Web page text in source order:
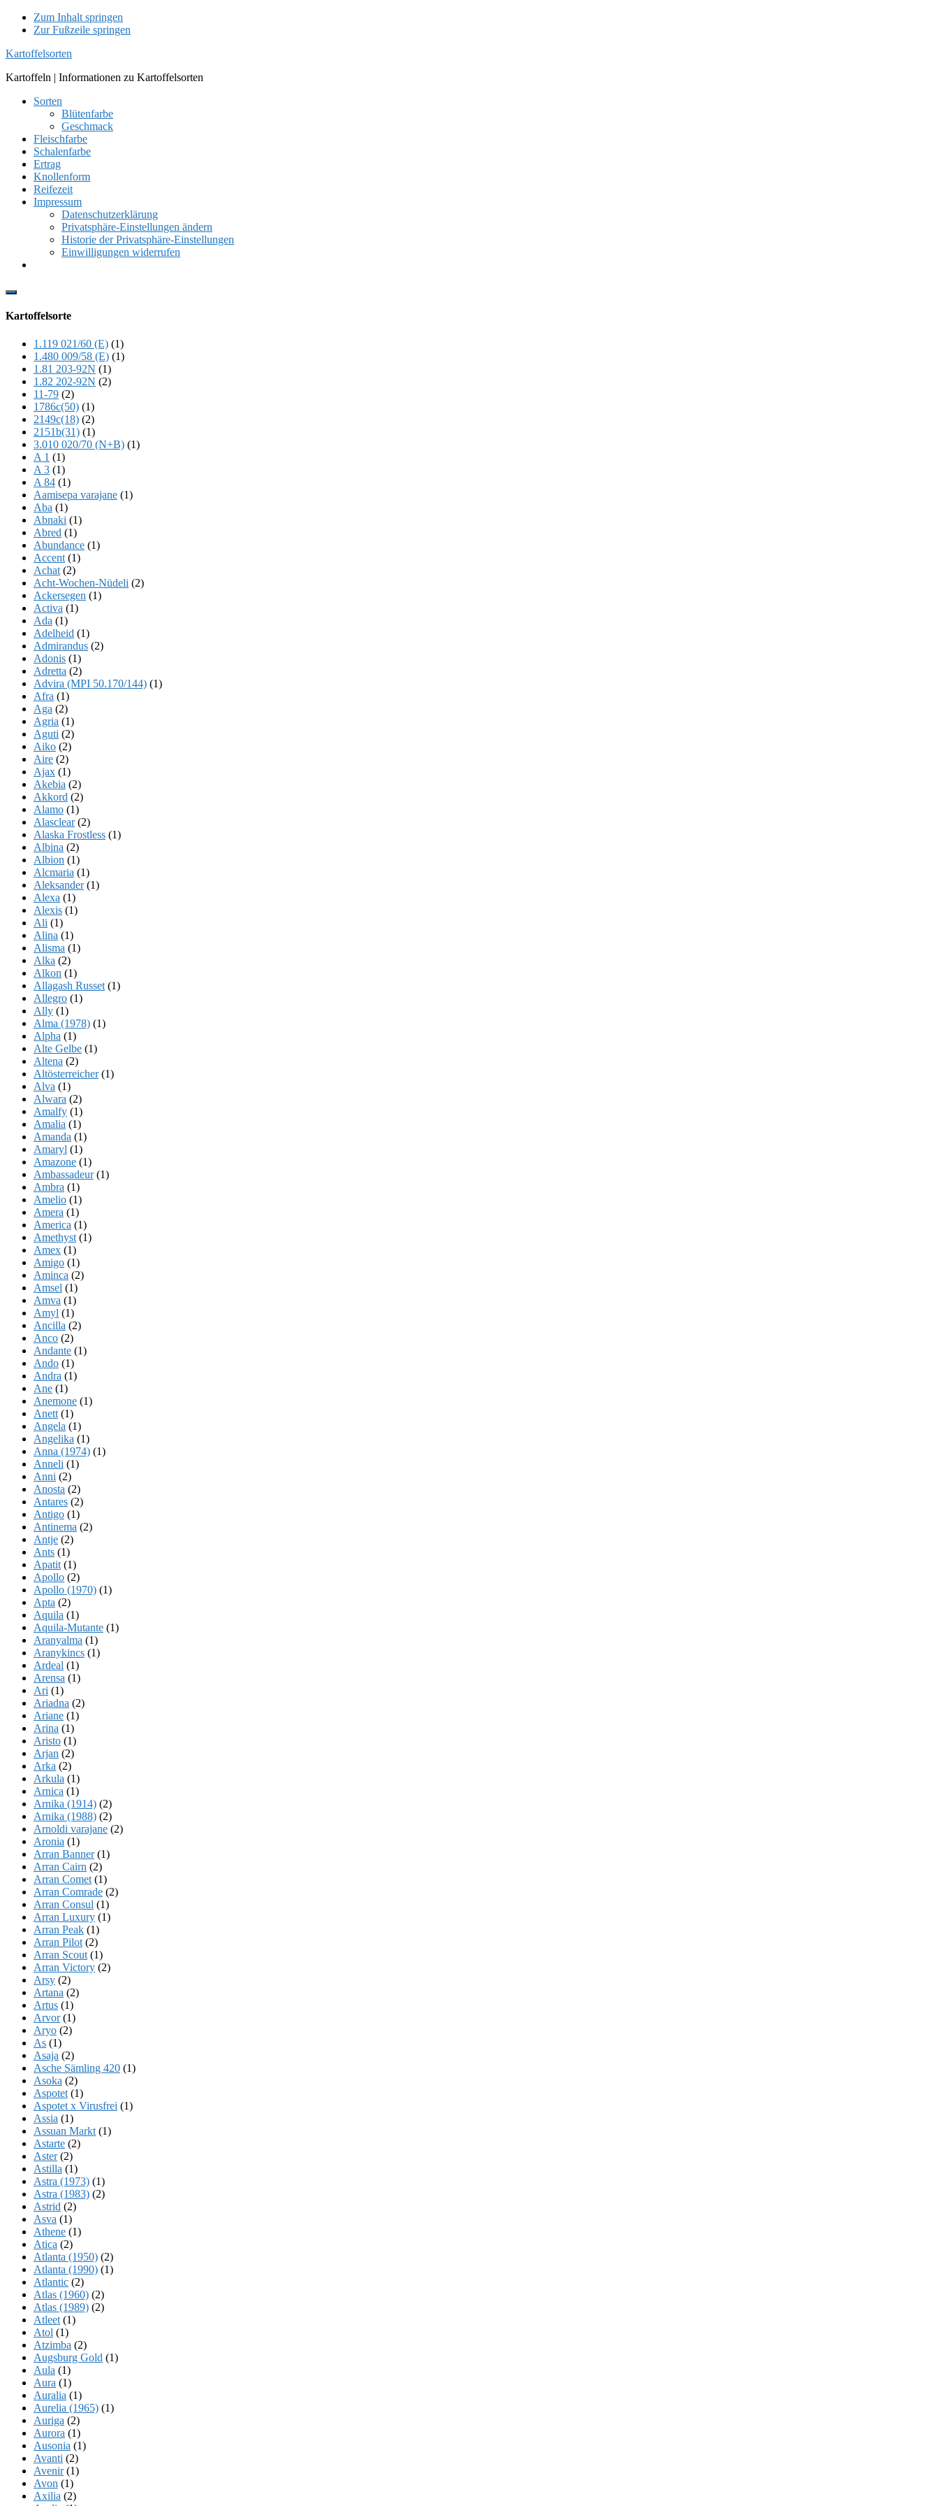
Zum Inhalt springen
Zur Fußzeile springen
Kartoffelsorten
Kartoffeln | Informationen zu Kartoffelsorten
Sorten
Blütenfarbe
Geschmack
Fleischfarbe
Schalenfarbe
Ertrag
Knollenform
Reifezeit
Impressum
Datenschutzerklärung
Privatsphäre-Einstellungen ändern
Historie der Privatsphäre-Einstellungen
Einwilligungen widerrufen
Show
Content
Kartoffelsorte
1.119 021/60 (E) (1)
1.480 009/58 (E) (1)
1.81 203-92N (1)
1.82 202-92N (2)
11-79 (2)
1786c(50) (1)
2149c(18) (2)
2151b(31) (1)
3.010 020/70 (N+B) (1)
A 1 (1)
A 3 (1)
A 84 (1)
Aamisepa varajane (1)
Aba (1)
Abnaki (1)
Abred (1)
Abundance (1)
Accent (1)
Achat (2)
Acht-Wochen-Nüdeli (2)
Ackersegen (1)
Activa (1)
Ada (1)
Adelheid (1)
Admirandus (2)
Adonis (1)
Adretta (2)
Advira (MPI 50.170/144) (1)
Afra (1)
Aga (2)
Agria (1)
Aguti (2)
Aiko (2)
Aire (2)
Ajax (1)
Akebia (2)
Akkord (2)
Alamo (1)
Alasclear(2)
Alaska Frostless (1)
Albina (2)
Albion (1)
Alcmaria (1)
Aleksander(1)
Alexa (1)
Alexis (1)
Ali (1)
Alina (1)
Alisma (1)
Alka (2)
Alkon (1)
Allagash Russet (1)
Allegro (1)
Ally (1)
Alma (1978) (1)
Alpha (1)
Alte Gelbe (1)
Altena (2)
Altösterreicher(1)
Alva (1)
Alwara (2)
Amalfy (1)
Amalia (1)
Amanda (1)
Amaryl (1)
Amazone (1)
Ambassadeur(1)
Ambra (1)
Amelio (1)
Amera (1)
America (1)
Amethyst (1)
Amex (1)
Amigo (1)
Aminca (2)
Amsel (1)
Amva (1)
Amyl (1)
Ancilla (2)
Anco (2)
Andante (1)
Ando (1)
Andra (1)
Ane (1)
Anemone (1)
Anett (1)
Angela (1)
Angelika (1)
Anna (1974) (1)
Anneli (1)
Anni (2)
Anosta (2)
Antares (2)
Antigo (1)
Antinema (2)
Antje (2)
Ants (1)
Apatit (1)
Apollo (2)
Apollo (1970) (1)
Apta (2)
Aquila (1)
Aquila-Mutante (1)
Aranyalma (1)
Aranykincs (1)
Ardeal (1)
Arensa (1)
Ari (1)
Ariadna (2)
Ariane (1)
Arina (1)
Aristo (1)
Arjan (2)
Arka (2)
Arkula (1)
Arnica (1)
Arnika (1914) (2)
Arnika (1988) (2)
Arnoldi varajane (2)
Aronia (1)
Arran Banner(1)
Arran Cairn (2)
Arran Comet (1)
Arran Comrade (2)
Arran Consul (1)
Arran Luxury (1)
Arran Peak (1)
Arran Pilot (2)
Arran Scout (1)
Arran Victory (2)
Arsy (2)
Artana (2)
Artus (1)
Arvor(1)
Aryo (2)
As (1)
Asaja (2)
Asche Sämling 420 (1)
Asoka (2)
Aspotet (1)
Aspotet x Virusfrei (1)
Assia (1)
Assuan Markt (1)
Astarte (2)
Aster(2)
Astilla (1)
Astra (1973) (1)
Astra (1983) (2)
Astrid (2)
Asva (1)
Athene (1)
Atica (2)
Atlanta (1950) (2)
Atlanta (1990) (1)
Atlantic (2)
Atlas (1960) (2)
Atlas (1989) (2)
Atleet (1)
Atol (1)
Atzimba (2)
Augsburg Gold (1)
Aula (1)
Aura (1)
Auralia (1)
Aurelia (1965) (1)
Auriga (2)
Aurora (1)
Ausonia (1)
Avanti (2)
Avenir(1)
Avon (1)
Axilia (2)